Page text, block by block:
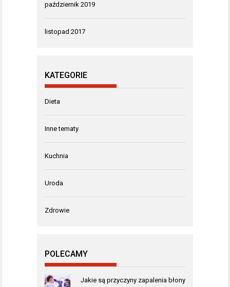
październik 2019
listopad 2017
KATEGORIE
Dieta
Inne tematy
Kuchnia
Uroda
Zdrowie
POLECAMY
Jakie są przyczyny zapalenia błony